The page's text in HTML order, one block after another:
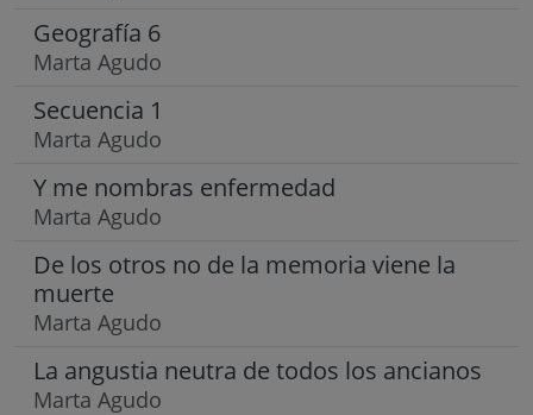
Geografía 6
Marta Agudo
Secuencia 1
Marta Agudo
Y me nombras enfermedad
Marta Agudo
De los otros no de la memoria viene la
muerte
Marta Agudo
La angustia neutra de todos los ancianos
Marta Agudo